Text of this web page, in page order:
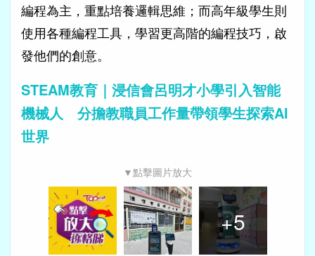
編程為主，重點培養邏輯思維；而高年級學生則
使用各種編程工具，學習更高階的編程技巧，啟
發他們的創意。
STEAM教育｜浸信會呂明才小學引入智能
機械人 分擔教職員工作量帶領學生探索AI
世界
▼點擊圖片放大
+5